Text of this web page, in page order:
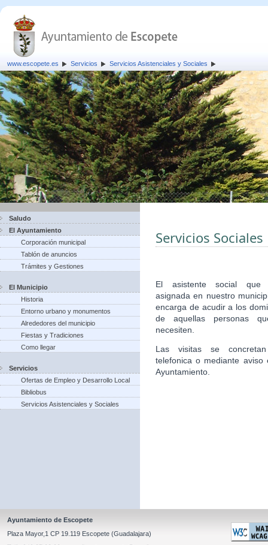
www.escopete.es Servicios Servicios Asistenciales y Sociales
Saludo
El Ayuntamiento
Corporación municipal
Tablón de anuncios
Trámites y Gestiones
El Municipio
Historia
Entorno urbano y monumentos
Alrededores del municipio
Fiestas y Tradiciones
Como llegar
Servicios
Ofertas de Empleo y Desarrollo Local
Bibliobus
Servicios Asistenciales y Sociales
Servicios Sociales
El asistente social que
asignada en nuestro
encarga de acudir a los
de aquellas personas
necesiten.
Las visitas se
telefonica o mediante aviso
Ayuntamiento.
Ayuntamiento de Escopete
Plaza Mayor,1 CP 19.119 Escopete (Guadalajara)